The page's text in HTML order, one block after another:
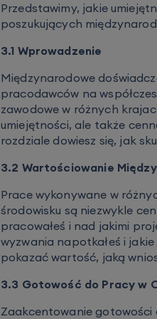
Przedstawimy, jakie
poszukujących
3.1 Wprowadzenie
Międzynarodowe
pracodawców na
zawodowe w różnych
umiejętności, ale także
rozdziale dowiesz się, jak
3.2 Wartościowanie
Prace wykonywane w
środowisku są niezwykle
pracowałeś i nad jakimi
wyzwania napotkałeś i
pokazać wartość, jaką
3.3 Gotowość do Pracy w
Zaakcentowanie